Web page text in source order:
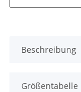
Beschreibung
Größentabelle